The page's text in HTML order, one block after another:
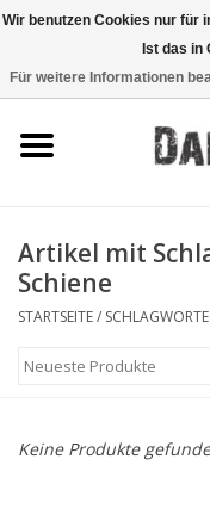
Schiesstraining
taktische Ausrüstung
Artikel mit
Schiene
STARTSEITE/ SCHLAGWORTE
Keine Produkte
Wir benutzen Cookies nur für
Ist das in
Für weitere Informationen